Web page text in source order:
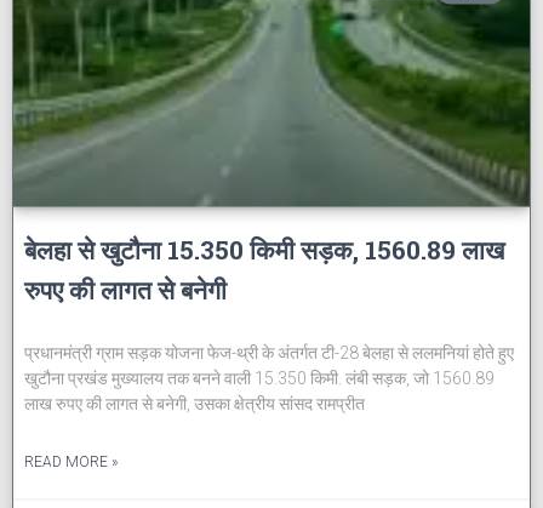
बेलहा से खुटौना 15.350 किमी सड़क, 1560.89 लाख
रुपए की लागत से बनेगी
प्रधानमंत्री ग्राम सड़क योजना फेज-थ्री के अंतर्गत टी-28 बेलहा से ललमनियां होते हुए
खुटौना प्रखंड मुख्यालय तक बनने वाली 15.350 किमी. लंबी सड़क, जो 1560.89
लाख रुपए की लागत से बनेगी, उसका क्षेत्रीय सांसद रामप्रीत
READ MORE »